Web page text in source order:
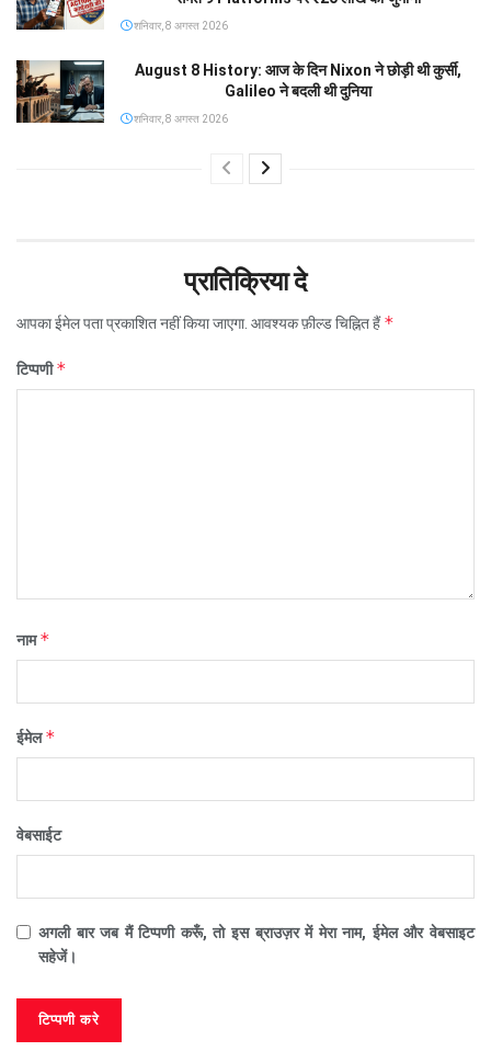
शनिवार, 8 अगस्त 2026
August 8 History: आज के दिन Nixon ने छोड़ी थी कुर्सी,
Galileo ने बदली थी दुनिया
शनिवार, 8 अगस्त 2026
प्रातिक्रिया दे
आपका ईमेल पता प्रकाशित नहीं किया जाएगा. आवश्यक फ़ील्ड चिह्नित हैं*
टिप्पणी*
नाम*
ईमेल*
वेबसाईट
अगली बार जब मैं टिप्पणी करूँ, तो इस ब्राउज़र में मेरा नाम, ईमेल और वेबसाइट
सहेजें।